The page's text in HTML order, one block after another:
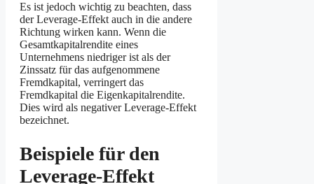
Es ist jedoch wichtig zu beachten, dass
der Leverage-Effekt auch in die andere
Richtung wirken kann. Wenn die
Gesamtkapitalrendite eines
Unternehmens niedriger ist als der
Zinssatz für das aufgenommene
Fremdkapital, verringert das
Fremdkapital die Eigenkapitalrendite.
Dies wird als negativer Leverage-Effekt
bezeichnet.
Beispiele für den
Leverage-Effekt